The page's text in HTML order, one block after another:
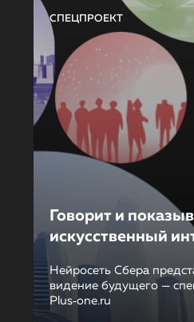
СПЕЦПРОЕКТ
Говорит и
искусственный
Нейросеть Сбера
видение будущего —
Plus‑one.ru